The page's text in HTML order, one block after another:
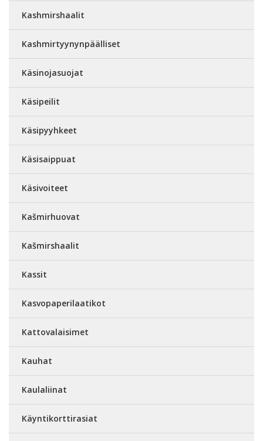
Kashmirshaalit
Kashmirtyynynpäälliset
Käsinojasuojat
Käsipeilit
Käsipyyhkeet
Käsisaippuat
Käsivoiteet
Kašmirhuovat
Kašmirshaalit
Kassit
Kasvopaperilaatikot
Kattovalaisimet
Kauhat
Kaulaliinat
Käyntikorttirasiat